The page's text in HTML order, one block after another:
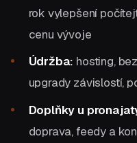
rok vylepšení
cenu vývoje
Údržba: hosting,
upgrady závislostí,
Doplňky u
doprava, feedy a